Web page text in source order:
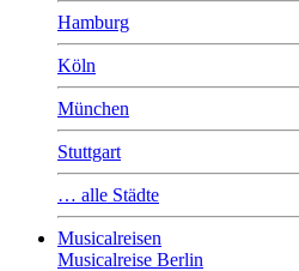
Hamburg
Köln
München
Stuttgart
… alle Städte
Musicalreisen
Musicalreise Berlin